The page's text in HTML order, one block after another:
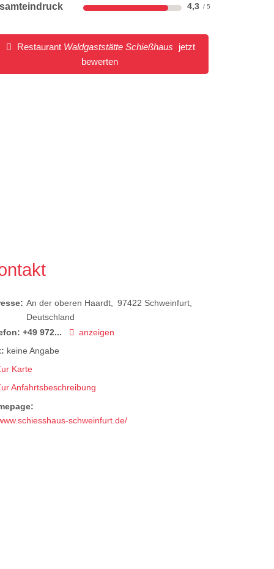
4,3
Restaurant Waldgaststätte Schießhaus
jetzt
bewerten
An der oberen Haardt 97422 Schweinfurt
Deutschland
+49 972...
anzeigen
keine Angabe
Karte
Anfahrtsbeschreibung
schweinfurt.de/